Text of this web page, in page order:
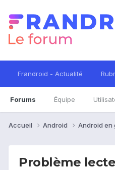
Frandroid - Actualité
Forums Équipe
Accueil Android Android en
Problème